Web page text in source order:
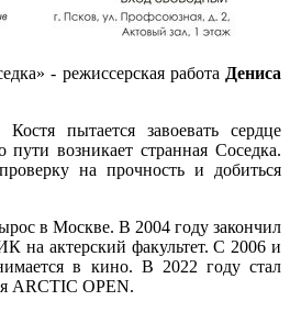
- режиссерская работа Дениса
пытается завоевать сердце
возникает странная Соседка.
на прочность и добиться
в Москве. В 2004 году закончил
на актерский факультет. С 2006 и
в кино. В 2022 году стал
ARCTIC OPEN.